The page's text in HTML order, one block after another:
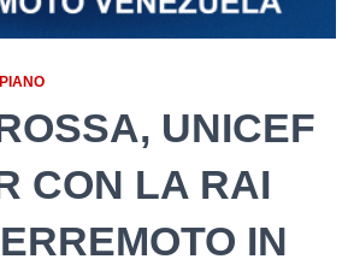
UNICEF
CON LA RAI
IN